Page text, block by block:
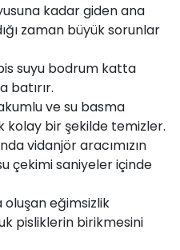
kadar giden ana
zaman büyük sorunlar
suyu bodrum katta
batırır.
ve su basma
kolay bir şekilde temizler.
vidanjör aracımızın
çekimi saniyeler içinde
oluşan eğimsizlik
pisliklerin birikmesini